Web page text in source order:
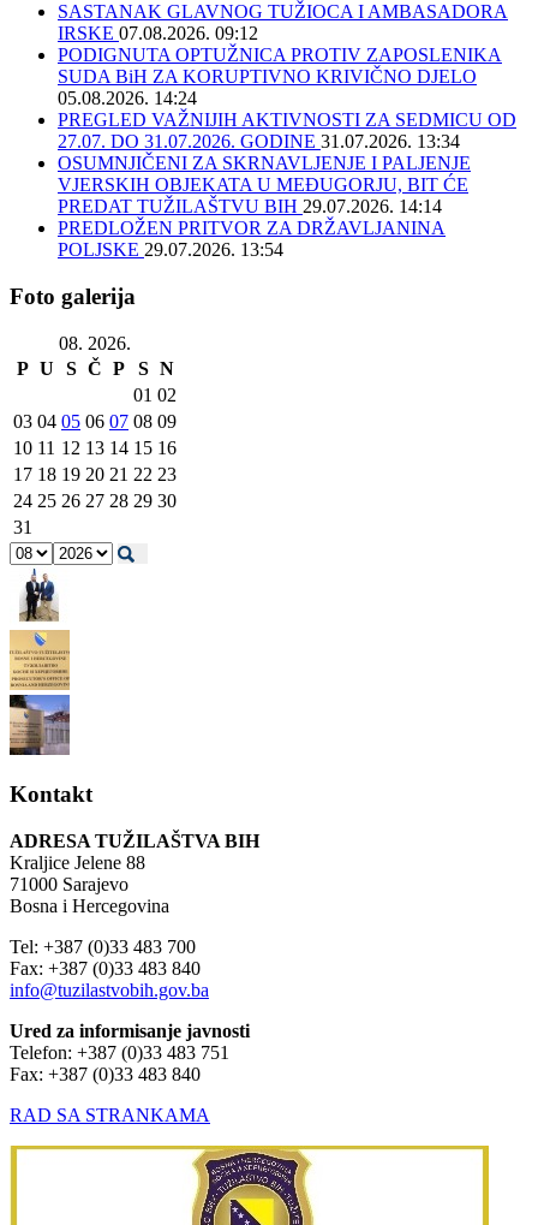
SASTANAK GLAVNOG TUŽIOCA I AMBASADORA
IRSKE 07.08.2026. 09:12
PODIGNUTA OPTUŽNICA PROTIV ZAPOSLENIKA
SUDA BiH ZA KORUPTIVNO KRIVIČNO DJELO
05.08.2026. 14:24
PREGLED VAŽNIJIH AKTIVNOSTI ZA SEDMICU OD
27.07. DO 31.07.2026. GODINE 31.07.2026. 13:34
OSUMNJIČENI ZA SKRNAVLJENJE I PALJENJE
VJERSKIH OBJEKATA U MEĐUGORJU, BIT ĆE
PREDAT TUŽILAŠTVU BIH 29.07.2026. 14:14
PREDLOŽEN PRITVOR ZA DRŽAVLJANINA
POLJSKE 29.07.2026. 13:54
Foto galerija
08. 2026.
P U S Č P S N
01 02
03 04 05 06 07 08 09
10 11 12 13 14 15 16
17 18 19 20 21 22 23
24 25 26 27 28 29 30
31
Kontakt
ADRESA TUŽILAŠTVA BIH
Kraljice Jelene 88
71000 Sarajevo
Bosna i Hercegovina
Tel: +387 (0)33 483 700
Fax: +387 (0)33 483 840
info@tuzilastvobih.gov.ba
Ured za informisanje javnosti
Telefon: +387 (0)33 483 751
Fax: +387 (0)33 483 840
RAD SA STRANKAMA